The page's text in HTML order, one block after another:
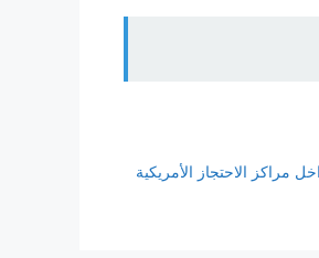
مراكز الاحتجاز الأمريكية